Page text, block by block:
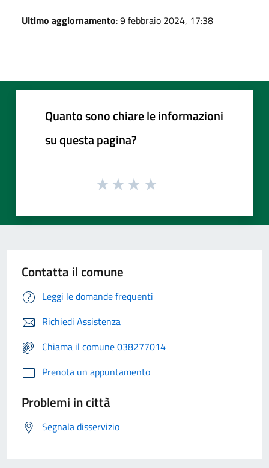
Ultimo aggiornamento: 9 febbraio 2024, 17:38
Quanto sono chiare le informazioni
su questa pagina?
Contatta il comune
Leggi le domande frequenti
Richiedi Assistenza
Chiama il comune 038277014
Prenota un appuntamento
Problemi in città
Segnala disservizio